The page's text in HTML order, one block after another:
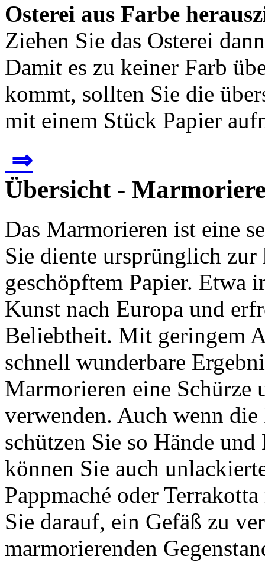
Osterei aus Farbe
Ziehen Sie das Osterei
Damit es zu keiner Farb
kommt, sollten Sie die
mit einem Stück Papier
⇒
Übersicht -
Das Marmorieren ist eine
Sie diente ursprünglich
geschöpftem Papier. Etwa
Kunst nach Europa und
Beliebtheit. Mit geringem
schnell wunderbare
Marmorieren eine Schürze
verwenden. Auch wenn
schützen Sie so Hände
können Sie auch
Pappmaché oder
Sie darauf, ein Gefäß zu
marmorierenden